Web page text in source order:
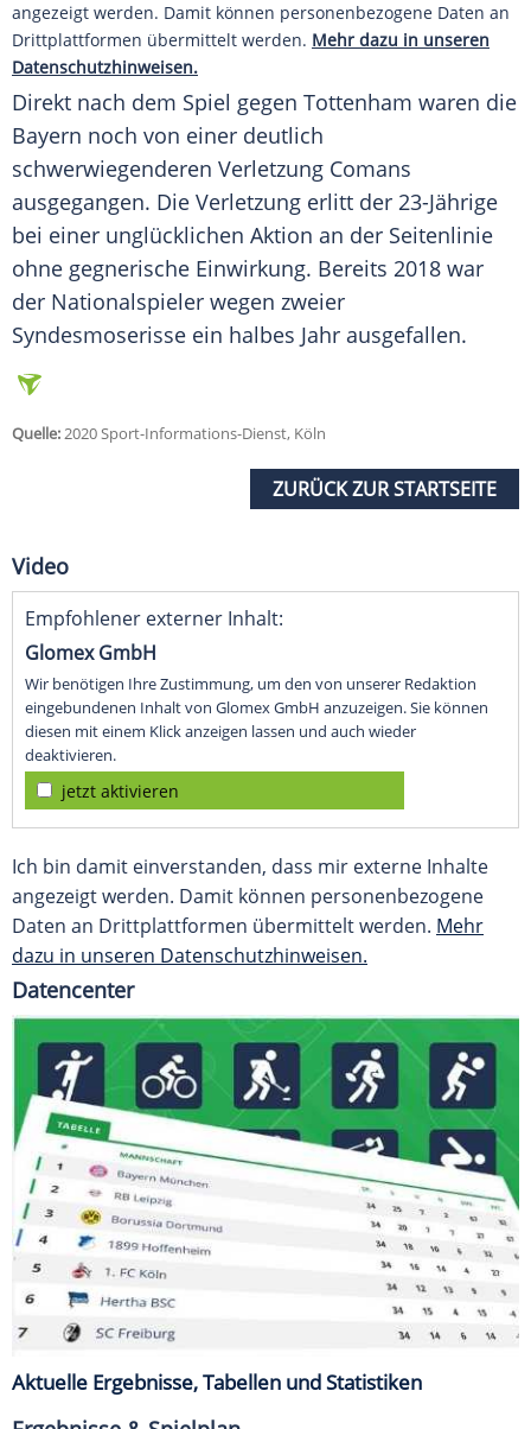
angezeigt werden. Damit können personenbezogene Daten an
Drittplattformen übermittelt werden. Mehr dazu in unseren
Datenschutzhinweisen.
Direkt nach dem Spiel gegen Tottenham waren die
Bayern noch von einer deutlich
schwerwiegenderen Verletzung Comans
ausgegangen. Die Verletzung erlitt der 23-Jährige
bei einer unglücklichen Aktion an der Seitenlinie
ohne gegnerische Einwirkung. Bereits 2018 war
der Nationalspieler wegen zweier
Syndesmoserisse ein halbes Jahr ausgefallen.
Quelle:2020 Sport-Informations-Dienst, Köln
ZURÜCK ZUR STARTSEITE
Video
Empfohlener externer Inhalt:
Glomex GmbH
Wir benötigen Ihre Zustimmung, um den von unserer Redaktion
eingebundenen Inhalt von Glomex GmbH anzuzeigen. Sie können
diesen mit einem Klick anzeigen lassen und auch wieder
deaktivieren.
jetzt aktivieren
Ich bin damit einverstanden, dass mir externe Inhalte
angezeigt werden. Damit können personenbezogene
Daten an Drittplattformen übermittelt werden. Mehr
dazu in unseren Datenschutzhinweisen.
Datencenter
Aktuelle Ergebnisse, Tabellen und Statistiken